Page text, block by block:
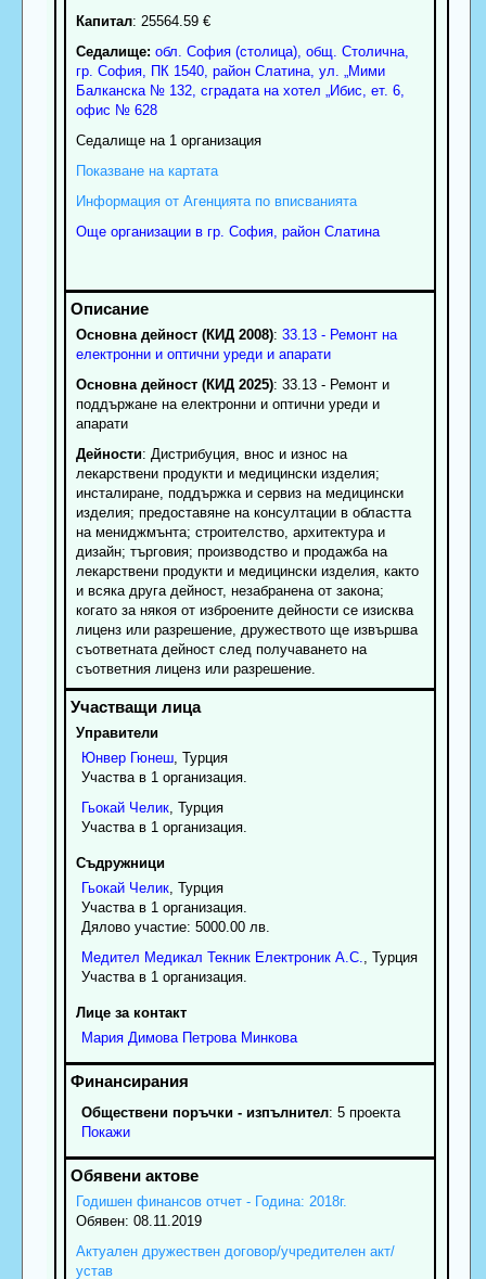
Капитал: 25564.59 €
Седалище: обл. София (столица), общ. Столична,
гр. София, ПК 1540, район Слатина, ул. „Мими
Балканска № 132, сградата на хотел „Ибис, ет. 6,
офис № 628
Седалище на 1 организация
Показване на картата
Информация от Агенцията по вписванията
Още организации в гр. София, район Слатина
Основна дейност (КИД 2008): 33.13 - Ремонт на
електронни и оптични уреди и апарати
Основна дейност (КИД 2025): 33.13 - Ремонт и
поддържане на електронни и оптични уреди и
апарати
Дейности: Дистрибуция, внос и износ на
лекарствени продукти и медицински изделия;
инсталиране, поддържка и сервиз на медицински
изделия; предоставяне на консултации в областта
на мениджмънта; строителство, архитектура и
дизайн; търговия; производство и продажба на
лекарствени продукти и медицински изделия, както
и всяка друга дейност, незабранена от закона;
когато за някоя от изброените дейности се изисква
лиценз или разрешение, дружеството ще извършва
съответната дейност след получаването на
съответния лиценз или разрешение.
Управители
Юнвер Гюнеш, Турция
Участва в 1 организация.
Гьокай Челик, Турция
Участва в 1 организация.
Съдружници
Гьокай Челик, Турция
Участва в 1 организация.
Дялово участие: 5000.00 лв.
Медител Медикал Текник Електроник А.С.
, Турция
Участва в 1 организация.
Лице за контакт
Мария Димова Петрова Минкова
Обществени поръчки - изпълнител: 5 проекта
Покажи
Годишен финансов отчет - Година: 2018г.
Обявен: 08.11.2019
Актуален дружествен договор/учредителен акт/
устав